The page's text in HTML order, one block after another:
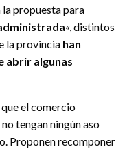
propuesta para
«, distintos
la provincia han
abrir algunas
el comercio
tengan ningún aso
Proponen recomponer